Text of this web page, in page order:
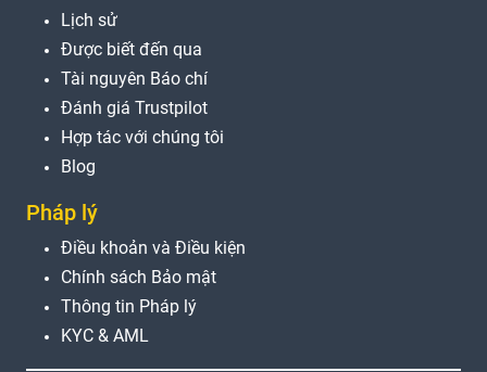
Lịch sử
Được biết đến qua
Tài nguyên Báo chí
Đánh giá Trustpilot
Hợp tác với chúng tôi
Blog
Pháp lý
Điều khoản và Điều kiện
Chính sách Bảo mật
Thông tin Pháp lý
KYC & AML